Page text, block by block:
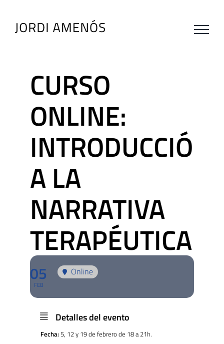
content
CURSO
ONLINE:
INTRODUCCIÓN
A LA
NARRATIVA
TERAPÉUTICA
05
FEB
Online
Detalles del evento
Fecha: 5, 12 y 19 de febrero de 18 a 21h.